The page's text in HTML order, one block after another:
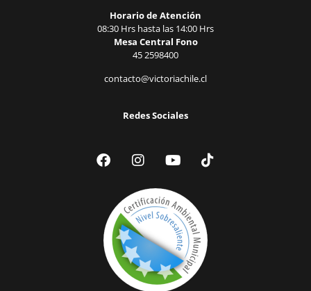
Horario de Atención
08:30 Hrs hasta las 14:00 Hrs
Mesa Central Fono
45 2598400
contacto@victoriachile.cl
Redes Sociales